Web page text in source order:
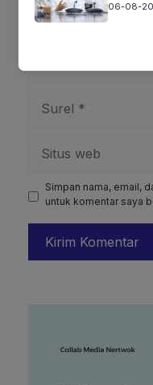
Simpan nama, email,
untuk komentar saya
06-08-